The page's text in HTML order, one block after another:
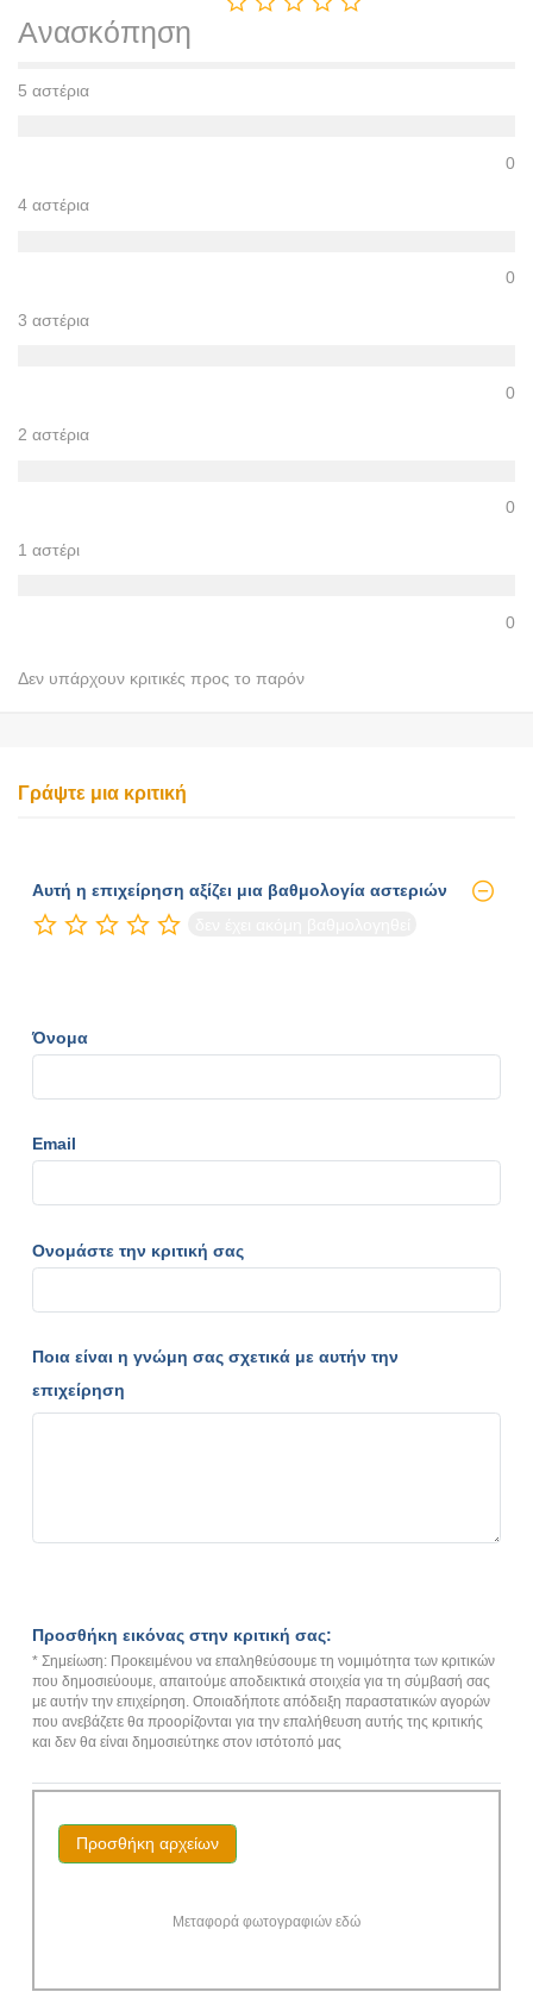
Ανασκόπηση
5 αστέρια
0
4 αστέρια
0
3 αστέρια
0
2 αστέρια
0
1 αστέρι
0
Δεν υπάρχουν κριτικές προς το παρόν
Γράψτε μια κριτική
Αυτή η επιχείρηση αξίζει μια βαθμολογία αστεριών
Όνομα
Email
Ονομάστε την κριτική σας
Ποια είναι η γνώμη σας σχετικά με αυτήν την
επιχείρηση
Προσθήκη εικόνας στην κριτική σας:
* Σημείωση: Προκειμένου να επαληθεύσουμε τη νομιμότητα των κριτικών
που δημοσιεύουμε, απαιτούμε αποδεικτικά στοιχεία για τη σύμβασή σας
με αυτήν την επιχείρηση. Οποιαδήποτε απόδειξη παραστατικών αγορών
που ανεβάζετε θα προορίζονται για την επαλήθευση αυτής της κριτικής
και δεν θα είναι δημοσιεύτηκε στον ιστότοπό μας
Προσθήκη αρχείων
Μεταφορά φωτογραφιών εδώ